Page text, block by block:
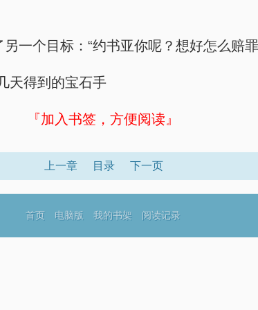
一个目标：“约书亚你呢？想好怎么赔
天得到的宝石手
『加入书签，方便阅读』
上一章 目录 下一页
首页 电脑版 我的书架 阅读记录